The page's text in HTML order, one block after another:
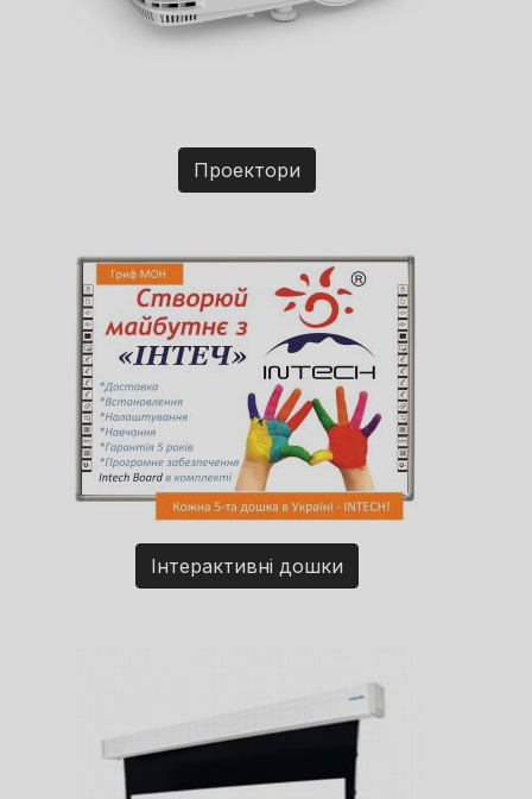
Проектори
Інтерактивні дошки